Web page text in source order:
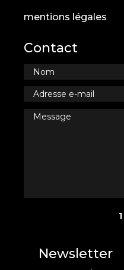
mentions légales
Contact
Newsletter